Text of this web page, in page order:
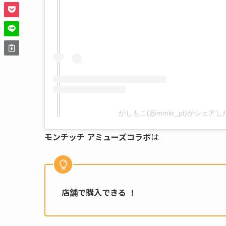
がしもこ(@mmkr_pt)がシェアし
モンチッチ アミューズコラボは
店舗で購入できる ！